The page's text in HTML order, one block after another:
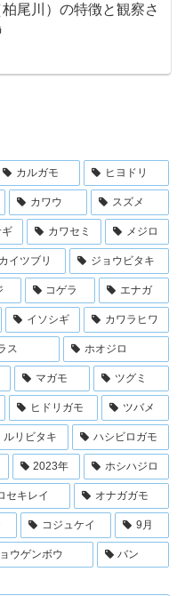
尾川）の特徴と観察さ
カルガモ ヒヨドリ
カワウ スズメ
ギ カワセミ メジロ
カイツブリ ジョウビタキ
コゲラ エナガ
イソシギ カワラヒワ
ス ホオジロ
マガモ ツグミ
ヒドリガモ ツバメ
ルリビタキ ハシビロガモ
2023年 ホシハジロ
セキレイ オナガガモ
コジュケイ 9月
ウゲンボウ バン